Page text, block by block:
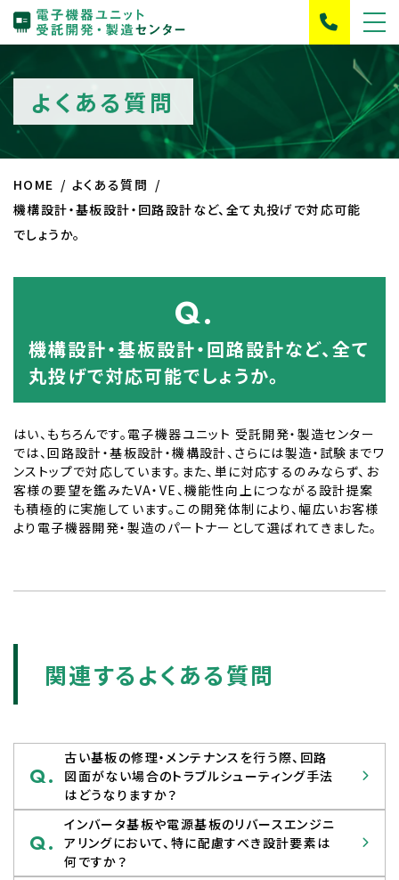
よくある質問
HOME
よくある質問
機構設計・基板設計・回路設計など、全て丸投げで対応可能
でしょうか。
Q.
機構設計・基板設計・回路設計など、全て
丸投げで対応可能でしょうか。
はい、もちろんです。電子機器ユニット 受託開発・製造センター
では、回路設計・基板設計・機構設計、さらには製造・試験までワ
ンストップで対応しています。また、単に対応するのみならず、お
客様の要望を鑑みたVA・VE、機能性向上につながる設計提案
も積極的に実施しています。この開発体制により、幅広いお客様
より電子機器開発・製造のパートナーとして選ばれてきました。
関連するよくある質問
Q.
古い基板の修理・メンテナンスを行う際、回路
図面がない場合のトラブルシューティング手法
はどうなりますか？
Q.
インバータ基板や電源基板のリバースエンジニ
アリングにおいて、特に配慮すべき設計要素は
何ですか？